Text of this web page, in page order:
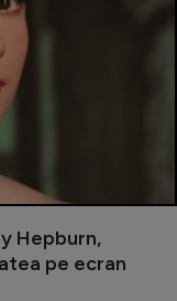
Hepburn,
pe ecran